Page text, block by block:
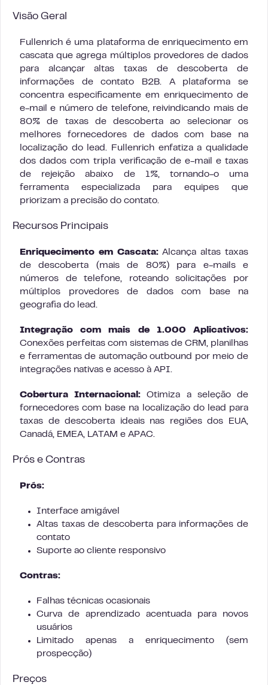
Visão Geral
Fullenrich é uma plataforma de enriquecimento em
cascata que agrega múltiplos provedores de dados
para alcançar altas taxas de descoberta de
informações de contato B2B. A plataforma se
concentra especificamente em enriquecimento de
e-mail e número de telefone, reivindicando mais de
80% de taxas de descoberta ao selecionar os
melhores fornecedores de dados com base na
localização do lead. Fullenrich enfatiza a qualidade
dos dados com tripla verificação de e-mail e taxas
de rejeição abaixo de 1%, tornando-o uma
ferramenta especializada para equipes que
priorizam a precisão do contato.
Recursos Principais
Enriquecimento em Cascata:Alcança altas taxas
de descoberta (mais de 80%) para e-mails e
números de telefone, roteando solicitações por
múltiplos provedores de dados com base na
geografia do lead.
Integração com mais de 1.000 Aplicativos:
Conexões perfeitas com sistemas de CRM, planilhas
e ferramentas de automação outbound por meio de
integrações nativas e acesso à API.
Cobertura Internacional: Otimiza a seleção de
fornecedores com base na localização do lead para
taxas de descoberta ideais nas regiões dos EUA,
Canadá, EMEA, LATAM e APAC.
Prós e Contras
Prós:
Interface amigável
Altas taxas de descoberta para informações de
contato
Suporte ao cliente responsivo
Contras:
Falhas técnicas ocasionais
Curva de aprendizado acentuada para novos
usuários
Limitado apenas a enriquecimento (sem
prospecção)
Preços